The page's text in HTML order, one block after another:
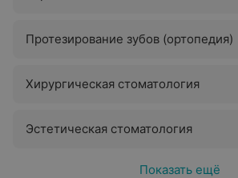
Протезирование зубов (ортопедия)
Хирургическая стоматология
Эстетическая стоматология
Показать ещё